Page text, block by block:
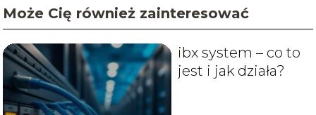
Może Cię również zainteresować
ibx system – co to
jest i jak działa?